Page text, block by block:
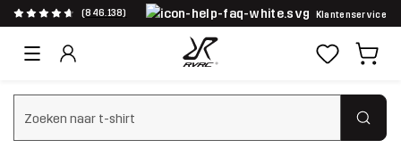
(846.138) Klantenservice
Zoeken wissen